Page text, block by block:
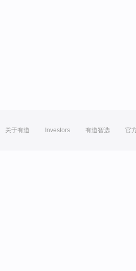
关于有道 Investors 有道智选 官